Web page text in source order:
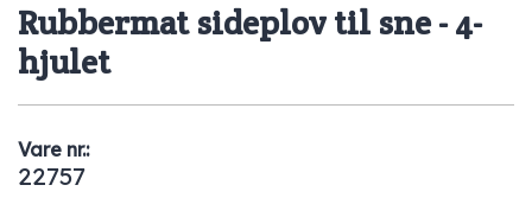
Rubbermat sideplov til sne - 4-
hjulet
Vare nr.:
22757